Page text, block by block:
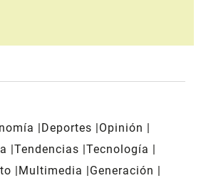
Deportes
Opinión
Tendencias Tecnología
Multimedia
Generación